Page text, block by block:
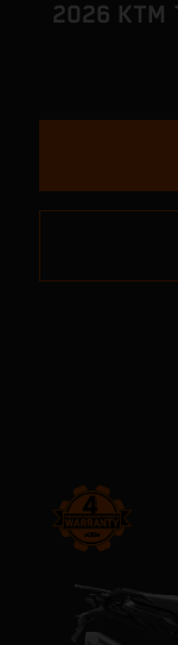
2026 KTM